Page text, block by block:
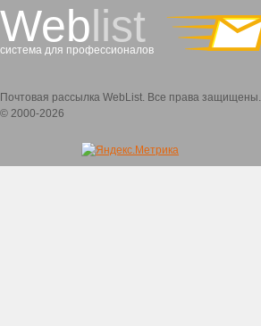
Weblist
система для профессионалов
Почтовая рассылка WebList. Все права защищены.
© 2000-2026